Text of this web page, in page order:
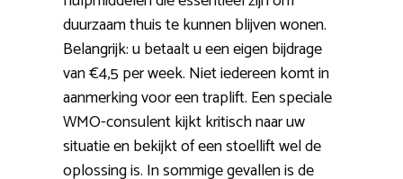
duurzaam thuis te kunnen blijven wonen.
Belangrijk: u betaalt u een eigen bijdrage
van €4,5 per week. Niet iedereen komt in
aanmerking voor een traplift. Een speciale
WMO-consulent kijkt kritisch naar uw
situatie en bekijkt of een stoellift wel de
oplossing is. In sommige gevallen is de